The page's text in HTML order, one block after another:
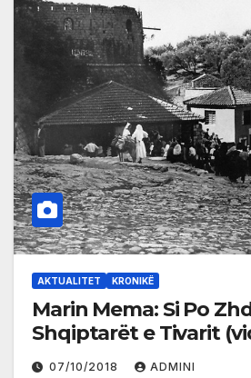
AKTUALITET KRONIKË
Marin Mema: Si Po
Shqiptarët e Tivarit
07/10/2018 ADMINI